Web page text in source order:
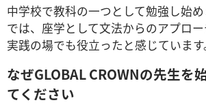
中学校で教科の一つとして勉強し始
では、座学として文法からのアプロ
実践の場でも役立ったと感じています
なぜGLOBAL CROWNの先生を
てください